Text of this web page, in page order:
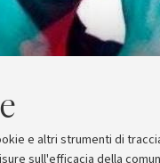
e altri strumenti di
sull'efficacia della